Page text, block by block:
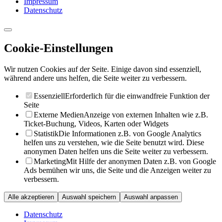
Datenschutz
Cookie-Einstellungen
Wir nutzen Cookies auf der Seite. Einige davon sind essenziell,
während andere uns helfen, die Seite weiter zu verbessern.
EssenziellErforderlich für die einwandfreie Funktion der
Seite
Externe MedienAnzeige von externen Inhalten wie z.B.
Ticket-Buchung, Videos, Karten oder Widgets
StatistikDie Informationen z.B. von Google Analytics
helfen uns zu verstehen, wie die Seite benutzt wird. Diese
anonymen Daten helfen uns die Seite weiter zu verbessern.
MarketingMit Hilfe der anonymen Daten z.B. von Google
Ads bemühen wir uns, die Seite und die Anzeigen weiter zu
verbessern.
Alle akzeptieren Auswahl speichern Auswahl anpassen
Datenschutz